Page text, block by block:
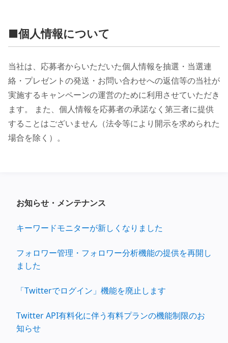
■個人情報について
当社は、応募者からいただいた個人情報を抽選・当選連
絡・プレゼントの発送・お問い合わせへの返信等の当社が
実施するキャンペーンの運営のために利用させていただき
ます。 また、個人情報を応募者の承諾なく第三者に提供
することはございません（法令等により開示を求められた
場合を除く）。
お知らせ・メンテナンス
キーワードモニターが新しくなりました
フォロワー管理・フォロワー分析機能の提供を再開し
ました
「Twitterでログイン」機能を廃止します
Twitter API有料化に伴う有料プランの機能制限のお
知らせ